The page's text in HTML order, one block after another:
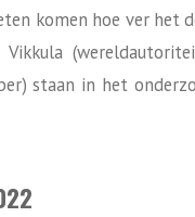
komen hoe ver het
staan in het